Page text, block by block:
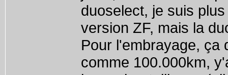
duoselect, je suis
version ZF, mais la
Pour l'embrayage, ça
comme 100.000km,